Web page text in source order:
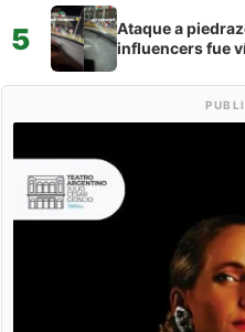
5
Ataque a
influencers fue